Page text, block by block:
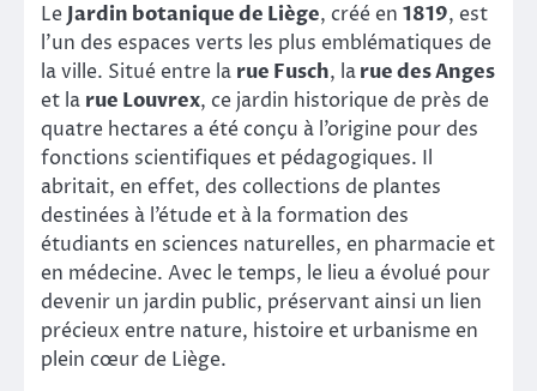
Le Jardin botanique de Liège, créé en 1819, est
l’un des espaces verts les plus emblématiques de
la ville. Situé entre la rue Fusch, larue des Anges
et la rue Louvrex, ce jardin historique de près de
quatre hectares a été conçu à l’origine pour des
fonctions scientifiques et pédagogiques. Il
abritait, en effet, des collections de plantes
destinées à l’étude et à la formation des
étudiants en sciences naturelles, en pharmacie et
en médecine. Avec le temps, le lieu a évolué pour
devenir un jardin public, préservant ainsi un lien
précieux entre nature, histoire et urbanisme en
plein cœur de Liège.